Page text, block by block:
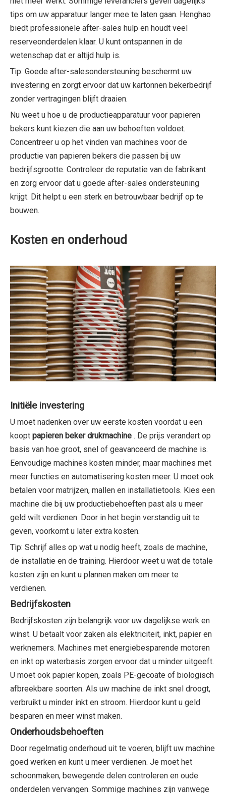
tips om uw apparatuur langer mee te laten gaan. Henghao
biedt professionele after-sales hulp en houdt veel
reserveonderdelen klaar. U kunt ontspannen in de
wetenschap dat er altijd hulp is.
Tip: Goede after-salesondersteuning beschermt uw
investering en zorgt ervoor dat uw kartonnen bekerbedrijf
zonder vertragingen blijft draaien.
Nu weet u hoe u de productieapparatuur voor papieren
bekers kunt kiezen die aan uw behoeften voldoet.
Concentreer u op het vinden van machines voor de
productie van papieren bekers die passen bij uw
bedrijfsgrootte. Controleer de reputatie van de fabrikant
en zorg ervoor dat u goede after-sales ondersteuning
krijgt. Dit helpt u een sterk en betrouwbaar bedrijf op te
bouwen.
Kosten en onderhoud
Initiële investering
U moet nadenken over uw eerste kosten voordat u een
koopt papieren beker drukmachine . De prijs verandert op
basis van hoe groot, snel of geavanceerd de machine is.
Eenvoudige machines kosten minder, maar machines met
meer functies en automatisering kosten meer. U moet ook
betalen voor matrijzen, mallen en installatietools. Kies een
machine die bij uw productiebehoeften past als u meer
geld wilt verdienen. Door in het begin verstandig uit te
geven, voorkomt u later extra kosten.
Tip: Schrijf alles op wat u nodig heeft, zoals de machine,
de installatie en de training. Hierdoor weet u wat de totale
kosten zijn en kunt u plannen maken om meer te
verdienen.
Bedrijfskosten
Bedrijfskosten zijn belangrijk voor uw dagelijkse werk en
winst. U betaalt voor zaken als elektriciteit, inkt, papier en
werknemers. Machines met energiebesparende motoren
en inkt op waterbasis zorgen ervoor dat u minder uitgeeft.
U moet ook papier kopen, zoals PE-gecoate of biologisch
afbreekbare soorten. Als uw machine de inkt snel droogt,
verbruikt u minder inkt en stroom. Hierdoor kunt u geld
besparen en meer winst maken.
Onderhoudsbehoeften
Door regelmatig onderhoud uit te voeren, blijft uw machine
goed werken en kunt u meer verdienen. Je moet het
schoonmaken, bewegende delen controleren en oude
onderdelen vervangen. Sommige machines zijn vanwege